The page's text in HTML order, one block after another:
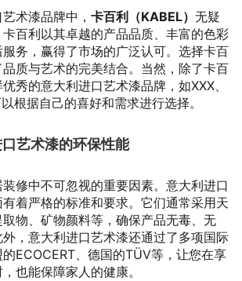
术漆品牌中， 卡百利（KABEL） 无疑
百利以其卓越的产品品质、丰富的色彩
务，赢得了市场的广泛认可。选择卡百
质与艺术的完美结合。当然，除了卡百
秀的意大利进口艺术漆品牌，如XXX、
根据自己的喜好和需求进行选择。
艺术漆的环保性能
修中不可忽视的重要因素。意大利进口
着严格的标准和要求。它们通常采用天
物、矿物颜料等，确保产品无毒、无
，意大利进口艺术漆还通过了多项国际
ECOCERT、德国的TÜV等，让您在享
也能保障家人的健康。